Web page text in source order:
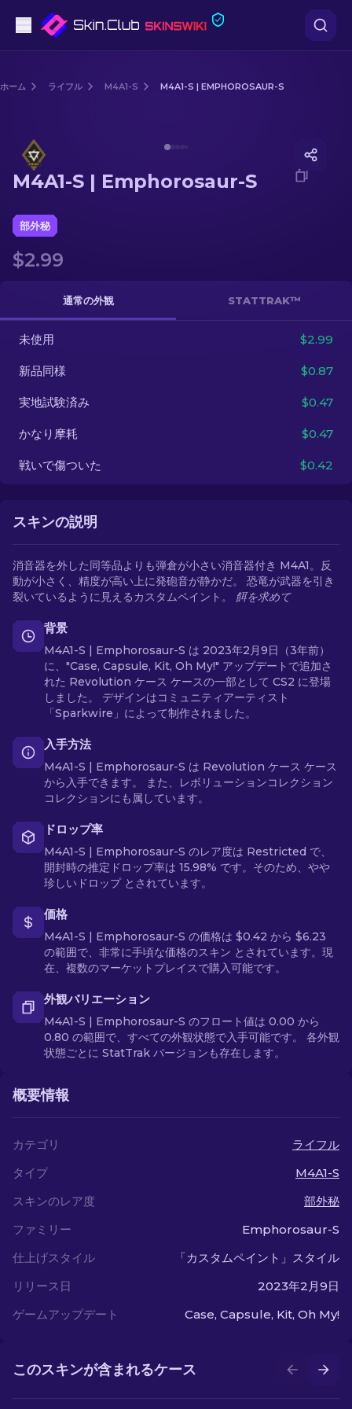
スナイパーライフル
ナイフ
グローブ
ケース
その他
ホーム ライフル M4A1-S M4A1-S | EMPHOROSAUR-S
M4A1-S | Emphorosaur-S
部外秘
$2.99
通常の外観 STATTRAK™
未使用 $2.99
新品同様 $0.87
実地試験済み $0.47
かなり摩耗 $0.47
戦いで傷ついた $0.42
スキンの説明
消音器を外した同等品よりも弾倉が小さい消音器付き M4A1。反
動が小さく、精度が高い上に発砲音が静かだ。 恐竜が武器を引き
裂いているように見えるカスタムペイント。 餌を求めて
背景
M4A1-S | Emphorosaur-S は 2023年2月9日（3年前）
に、"Case, Capsule, Kit, Oh My!" アップデートで追加さ
れた Revolution ケース ケースの一部として CS2 に登場
しました。 デザインはコミュニティアーティスト
「Sparkwire」によって制作されました。
入手方法
M4A1-S | Emphorosaur-S は Revolution ケース ケース
から入手できます。 また、レボリューションコレクション
コレクションにも属しています。
ドロップ率
M4A1-S | Emphorosaur-S のレア度は Restricted で、
開封時の推定ドロップ率は 15.98% です。そのため、やや
珍しいドロップ とされています。
価格
M4A1-S | Emphorosaur-S の価格は $0.42 から $6.23
の範囲で、非常に手頃な価格のスキン とされています。現
在、複数のマーケットプレイスで購入可能です。
外観バリエーション
M4A1-S | Emphorosaur-S のフロート値は 0.00 から
0.80 の範囲で、すべての外観状態で入手可能です。 各外観
状態ごとに StatTrak バージョンも存在します。
概要情報
カテゴリ
ライフル
タイプ
M4A1-S
スキンのレア度
部外秘
ファミリー
Emphorosaur-S
仕上げスタイル
「カスタムペイント」スタイル
リリース日
2023年2月9日
ゲームアップデート
Case, Capsule, Kit, Oh My!
このスキンが含まれるケース